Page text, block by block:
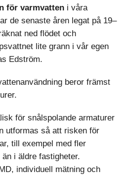
för varmvatten i våra
de senaste åren legat på 19–
ned flödet och
lite grann i vår egen
Edström.
beror främst
för snålspolande armaturer
utformas så att risken för
till exempel med fler
i äldre fastigheter.
individuell mätning och